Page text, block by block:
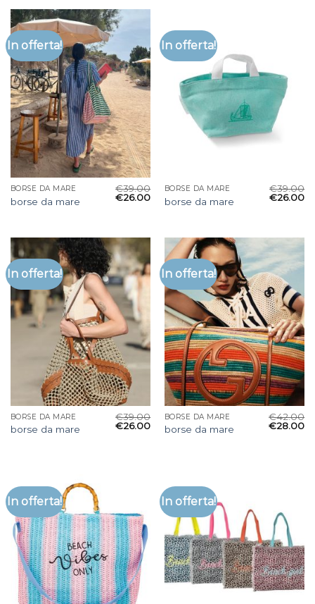
In offerta!
BORSE DA MARE
borse da mare
€39.00
€26.00
In offerta!
BORSE DA MARE
borse da mare
€39.00
€26.00
In offerta!
BORSE DA MARE
borse da mare
€39.00
€26.00
In offerta!
BORSE DA MARE
borse da mare
€42.00
€28.00
In offerta! In offerta!